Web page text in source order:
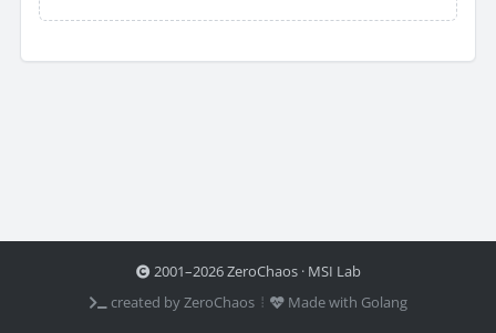
2001–2026 ZeroChaos · MSI Lab
created by ZeroChaos ⦙
Made with Golang